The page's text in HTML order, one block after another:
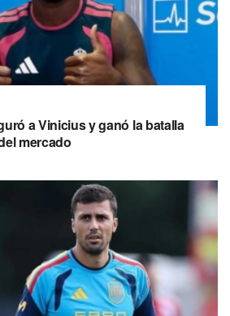
a Vinicius y ganó la batalla
mercado